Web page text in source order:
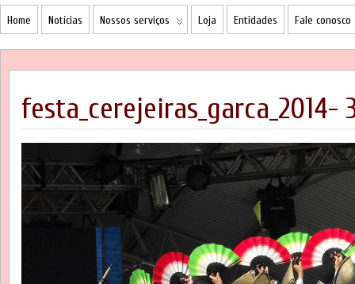
Home Notícias Nossos serviços Loja Entidades Fale conosco
festa_cerejeiras_garca_2014-